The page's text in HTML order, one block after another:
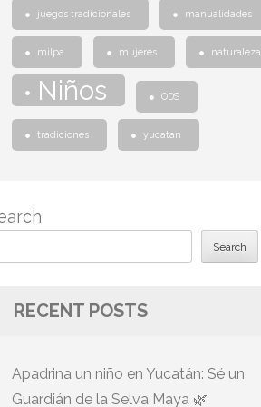
juegos tradicionales manualidades
milpa mujeres naturaleza
Niños ODS
tradiciones yucatan
Search
RECENT POSTS
Apadrina un niño en Yucatán: Sé un
Guardián de la Selva Maya 🌿